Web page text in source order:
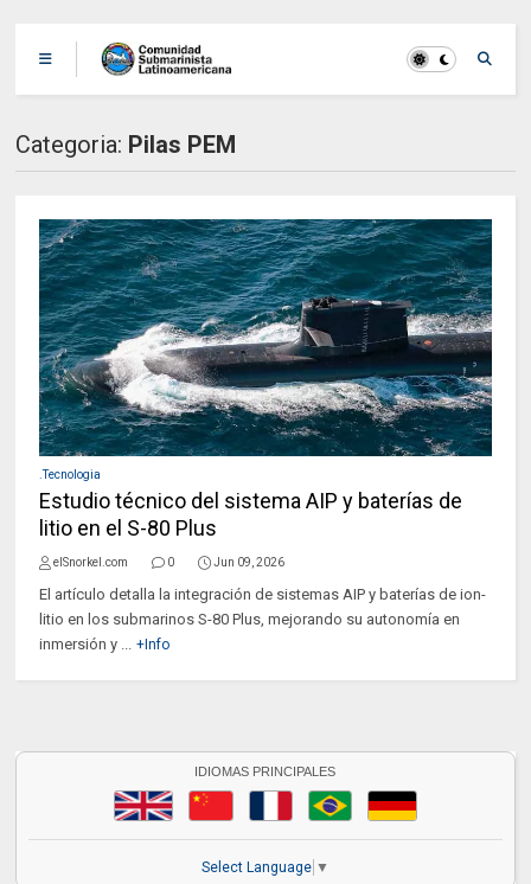
Categoria: Pilas PEM
.Tecnologia
Estudio técnico del sistema AIP y baterías de
litio en el S-80 Plus
elSnorkel.com 0 Jun 09, 2026
El artículo detalla la integración de sistemas AIP y baterías de ion-
litio en los submarinos S-80 Plus, mejorando su autonomía en
inmersión y ... +Info
IDIOMAS PRINCIPALES
Select Language ▼